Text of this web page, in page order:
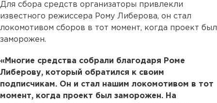
Для сбора средств организаторы привлекли
известного режиссера Рому Либерова, он стал
локомотивом сборов в тот момент, когда проект был
заморожен.
«Многие средства собрали благодаря Роме
Либерову, который обратился к своим
подписчикам. Он и стал нашим локомотивом в тот
момент, когда проект был заморожен. На